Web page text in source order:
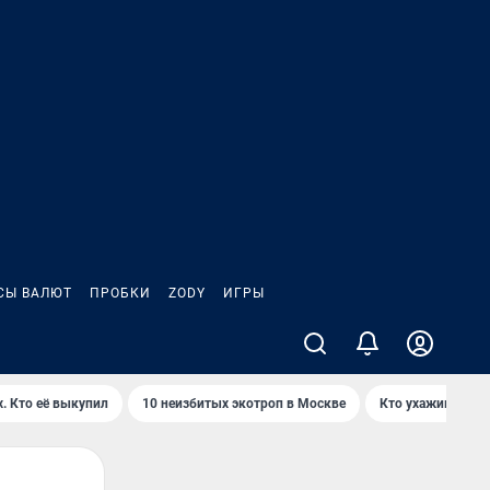
ВАЛЮТ ПРОБКИ ZODY ИГРЫ
Кто её выкупил 10 неизбитых экотроп в Москве Кто ухаживает